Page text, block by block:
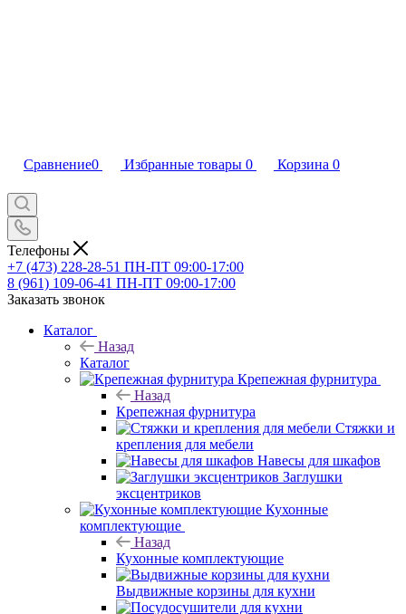
Сравнение0 Избранные товары 0 Корзина 0
Телефоны
+7 (473) 228-28-51 ПН-ПТ 09:00-17:00
8 (961) 109-06-41 ПН-ПТ 09:00-17:00
Заказать звонок
Каталог
Назад
Каталог
Крепежная фурнитура
Назад
Крепежная фурнитура
Стяжки и
крепления для мебели
Навесы для шкафов
Заглушки
эксцентриков
Кухонные
комплектующие
Назад
Кухонные комплектующие
Выдвижные корзины для кухни